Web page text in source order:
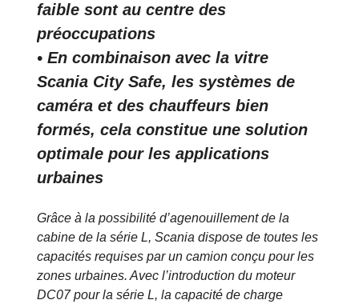
faible sont au centre des
préoccupations
• En combinaison avec la vitre
Scania City Safe, les systèmes de
caméra et des chauffeurs bien
formés, cela constitue une solution
optimale pour les applications
urbaines
Grâce à la possibilité d’agenouillement de la
cabine de la série L, Scania dispose de toutes les
capacités requises par un camion conçu pour les
zones urbaines. Avec l’introduction du moteur
DC07 pour la série L, la capacité de charge